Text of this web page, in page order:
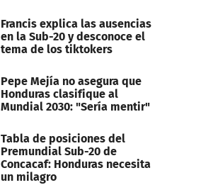
Francis explica las ausencias
en la Sub-20 y desconoce el
tema de los tiktokers
Pepe Mejía no asegura que
Honduras clasifique al
Mundial 2030: "Sería mentir"
Tabla de posiciones del
Premundial Sub-20 de
Concacaf: Honduras necesita
un milagro